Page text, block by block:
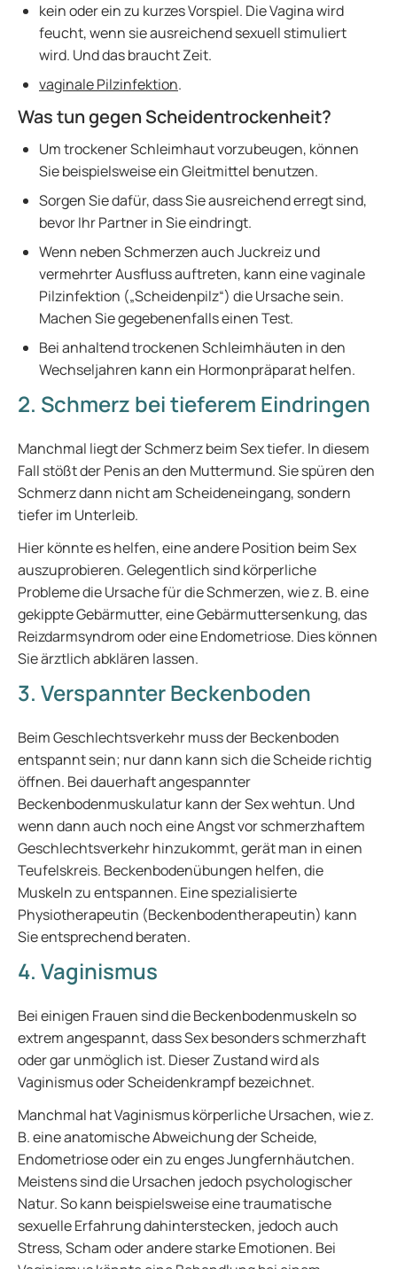
kein oder ein zu kurzes Vorspiel. Die Vagina wird
feucht, wenn sie ausreichend sexuell stimuliert
wird. Und das braucht Zeit.
vaginale Pilzinfektion.
Was tun gegen Scheidentrockenheit?
Um trockener Schleimhaut vorzubeugen, können
Sie beispielsweise ein Gleitmittel benutzen.
Sorgen Sie dafür, dass Sie ausreichend erregt sind,
bevor Ihr Partner in Sie eindringt.
Wenn neben Schmerzen auch Juckreiz und
vermehrter Ausfluss auftreten, kann eine vaginale
Pilzinfektion („Scheidenpilz“) die Ursache sein.
Machen Sie gegebenenfalls einen Test.
Bei anhaltend trockenen Schleimhäuten in den
Wechseljahren kann ein Hormonpräparat helfen.
2. Schmerz bei tieferem Eindringen
Manchmal liegt der Schmerz beim Sex tiefer. In diesem
Fall stößt der Penis an den Muttermund. Sie spüren den
Schmerz dann nicht am Scheideneingang, sondern
tiefer im Unterleib.
Hier könnte es helfen, eine andere Position beim Sex
auszuprobieren. Gelegentlich sind körperliche
Probleme die Ursache für die Schmerzen, wie z. B. eine
gekippte Gebärmutter, eine Gebärmuttersenkung, das
Reizdarmsyndrom oder eine Endometriose. Dies können
Sie ärztlich abklären lassen.
3. Verspannter Beckenboden
Beim Geschlechtsverkehr muss der Beckenboden
entspannt sein; nur dann kann sich die Scheide richtig
öffnen. Bei dauerhaft angespannter
Beckenbodenmuskulatur kann der Sex wehtun. Und
wenn dann auch noch eine Angst vor schmerzhaftem
Geschlechtsverkehr hinzukommt, gerät man in einen
Teufelskreis. Beckenbodenübungen helfen, die
Muskeln zu entspannen. Eine spezialisierte
Physiotherapeutin (Beckenbodentherapeutin) kann
Sie entsprechend beraten.
4. Vaginismus
Bei einigen Frauen sind die Beckenbodenmuskeln so
extrem angespannt, dass Sex besonders schmerzhaft
oder gar unmöglich ist. Dieser Zustand wird als
Vaginismus oder Scheidenkrampf bezeichnet.
Manchmal hat Vaginismus körperliche Ursachen, wie z.
B. eine anatomische Abweichung der Scheide,
Endometriose oder ein zu enges Jungfernhäutchen.
Meistens sind die Ursachen jedoch psychologischer
Natur. So kann beispielsweise eine traumatische
sexuelle Erfahrung dahinterstecken, jedoch auch
Stress, Scham oder andere starke Emotionen. Bei